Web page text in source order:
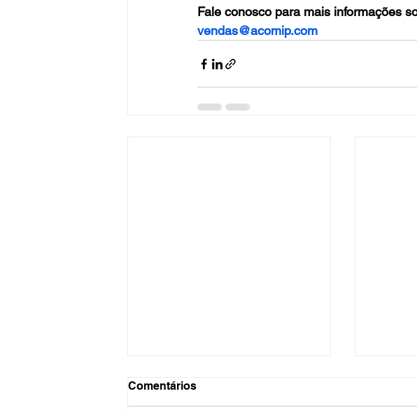
Fale conosco para mais informações
vendas@acomip.com
Comentários